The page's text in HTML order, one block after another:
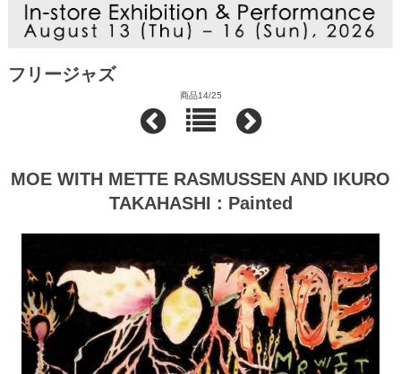
フリージャズ
商品14/25
MOE WITH METTE RASMUSSEN AND IKURO
TAKAHASHI : Painted